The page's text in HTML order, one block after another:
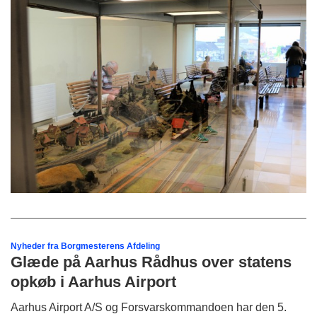
Nyheder fra Borgmesterens Afdeling
Glæde på Aarhus Rådhus over statens
opkøb i Aarhus Airport
Aarhus Airport A/S og Forsvarskommandoen har den 5.